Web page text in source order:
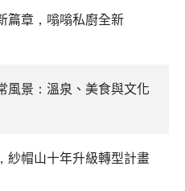
篇章，嗡嗡私廚全新
風景：溫泉、美食與文化
紗帽山十年升級轉型計畫